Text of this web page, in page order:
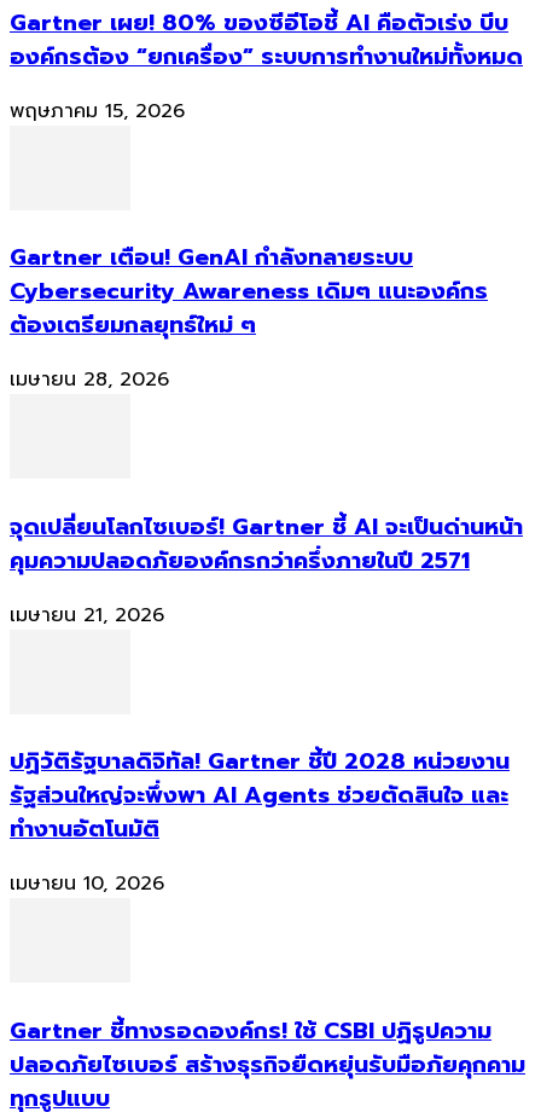
Gartner เผย! 80% ของซีอีโอชี้ AI คือตัวเร่ง บีบ
องค์กรต้อง “ยกเครื่อง” ระบบการทำงานใหม่ทั้งหมด
พฤษภาคม 15, 2026
Gartner เตือน! GenAI กำลังทลายระบบ
Cybersecurity Awareness เดิมๆ แนะองค์กร
ต้องเตรียมกลยุทธ์ใหม่ ๆ
เมษายน 28, 2026
จุดเปลี่ยนโลกไซเบอร์! Gartner ชี้ AI จะเป็นด่านหน้า
คุมความปลอดภัยองค์กรกว่าครึ่งภายในปี 2571
เมษายน 21, 2026
ปฏิวัติรัฐบาลดิจิทัล! Gartner ชี้ปี 2028 หน่วยงาน
รัฐส่วนใหญ่จะพึ่งพา AI Agents ช่วยตัดสินใจ และ
ทำงานอัตโนมัติ
เมษายน 10, 2026
Gartner ชี้ทางรอดองค์กร! ใช้ CSBI ปฏิรูปความ
ปลอดภัยไซเบอร์ สร้างธุรกิจยืดหยุ่นรับมือภัยคุกคาม
ทุกรูปแบบ